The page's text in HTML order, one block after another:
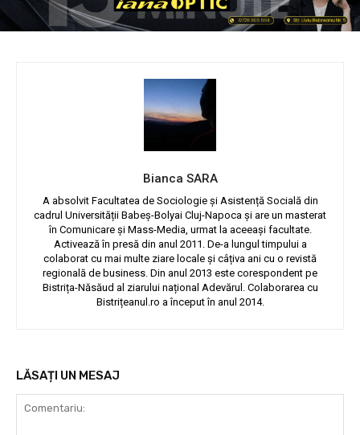
Bianca SARA
A absolvit Facultatea de Sociologie și Asistență Socială din
cadrul Universității Babeș-Bolyai Cluj-Napoca și are un masterat
în Comunicare și Mass-Media, urmat la aceeași facultate.
Activează în presă din anul 2011. De-a lungul timpului a
colaborat cu mai multe ziare locale și câțiva ani cu o revistă
regională de business. Din anul 2013 este corespondent pe
Bistrița-Năsăud al ziarului național Adevărul. Colaborarea cu
Bistrițeanul.ro a început în anul 2014.
LĂSAȚI UN MESAJ